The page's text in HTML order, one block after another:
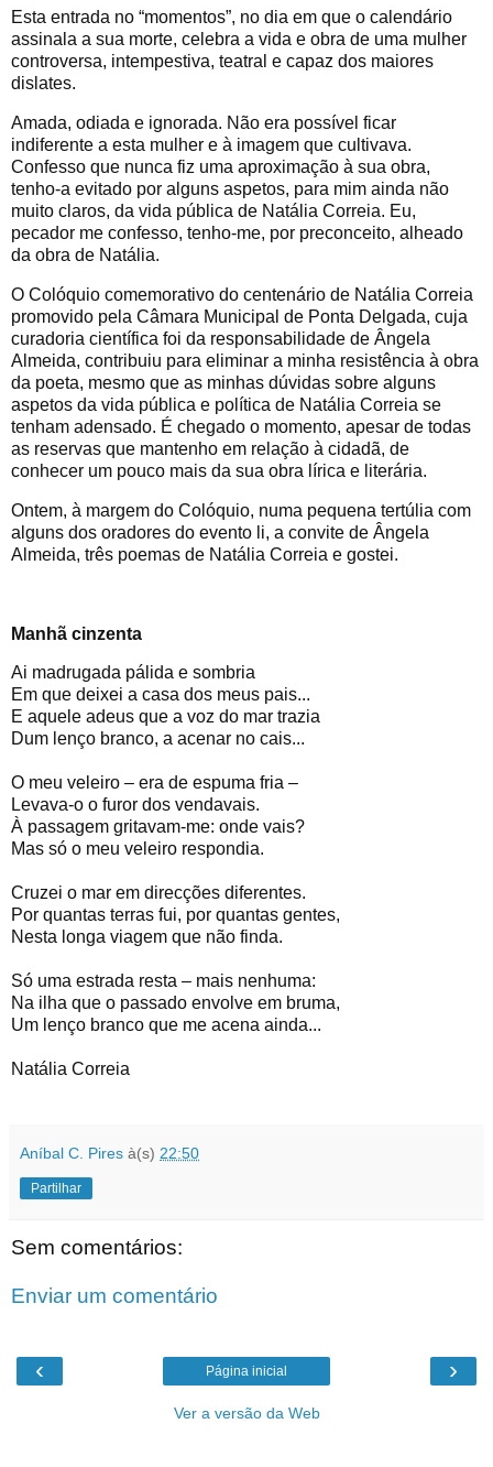
Esta entrada no “momentos”, no dia em que o calendário
assinala a sua morte, celebra a vida e obra de uma mulher
controversa, intempestiva, teatral e capaz dos maiores
dislates.
Amada, odiada e ignorada. Não era possível ficar
indiferente a esta mulher e à imagem que cultivava.
Confesso que nunca fiz uma aproximação à sua obra,
tenho-a evitado por alguns aspetos, para mim ainda não
muito claros, da vida pública de Natália Correia. Eu,
pecador me confesso, tenho-me, por preconceito, alheado
da obra de Natália.
O Colóquio comemorativo do centenário de Natália Correia
promovido pela Câmara Municipal de Ponta Delgada, cuja
curadoria científica foi da responsabilidade de Ângela
Almeida, contribuiu para eliminar a minha resistência à obra
da poeta, mesmo que as minhas dúvidas sobre alguns
aspetos da vida pública e política de Natália Correia se
tenham adensado. É chegado o momento, apesar de todas
as reservas que mantenho em relação à cidadã, de
conhecer um pouco mais da sua obra lírica e literária.
Ontem, à margem do Colóquio, numa pequena tertúlia com
alguns dos oradores do evento li, a convite de Ângela
Almeida, três poemas de Natália Correia e gostei.
Manhã cinzenta
Ai madrugada pálida e sombria
Em que deixei a casa dos meus pais...
E aquele adeus que a voz do mar trazia
Dum lenço branco, a acenar no cais...
O meu veleiro – era de espuma fria –
Levava-o o furor dos vendavais.
À passagem gritavam-me: onde vais?
Mas só o meu veleiro respondia.
Cruzei o mar em direcções diferentes.
Por quantas terras fui, por quantas gentes,
Nesta longa viagem que não finda.
Só uma estrada resta – mais nenhuma:
Na ilha que o passado envolve em bruma,
Um lenço branco que me acena ainda...
Natália Correia
Aníbal C. Pires à(s) 22:50
Partilhar
Sem comentários:
Enviar um comentário
‹ ›
Página inicial
Ver a versão da Web